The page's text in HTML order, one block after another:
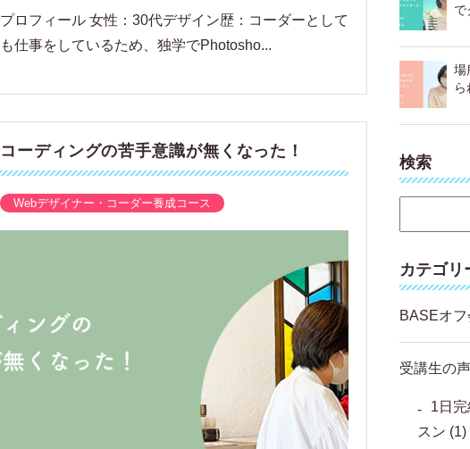
プロフィール 女性：30代デザイン歴：コーダーとして
も仕事をしているため、独学でPhotosho...
コーディングの苦手意識が無くなった！
Webデザイナー・コーダー養成コース
で
場
検索
カテゴリ
BASEオ
受講生の声
1日
スン (1)